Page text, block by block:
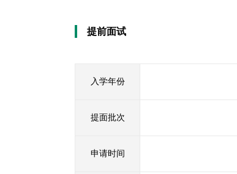
提前面试
入学年份
提面批次
申请时间